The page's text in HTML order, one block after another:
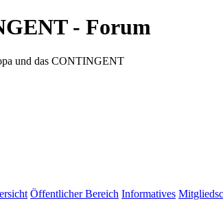
- Forum
und das CONTINGENT
Öffentlicher Bereich Informatives